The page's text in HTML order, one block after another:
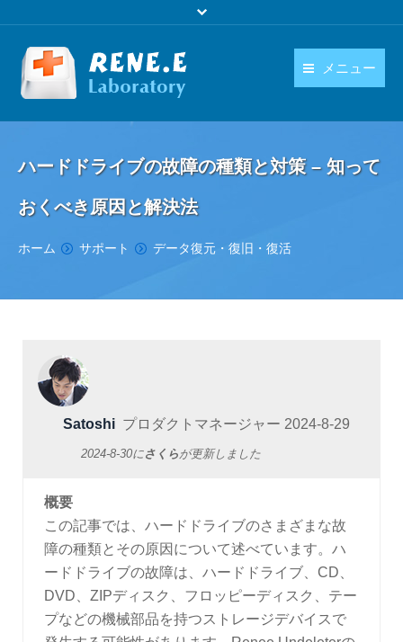
メニュー
ダウンロード
購入
操作ガイド
日本語
language
ハードドライブの故障の種類と対策 – 知って
おくべき原因と解決法
You are here:
ホーム サポート データ復元・復旧・復活
Satoshi プロダクトマネージャー 2024-8-29
2024-8-30にさくらが更新しました
概要
この記事では、ハードドライブのさまざまな故
障の種類とその原因について述べています。ハ
ードドライブの故障は、ハードドライブ、CD、
DVD、ZIPディスク、フロッピーディスク、テー
プなどの機械部品を持つストレージデバイスで